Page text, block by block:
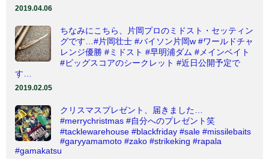
2019.04.06
ちなみにこちら、片岡プロのミドスト・セッティン
グです…#片岡壮士 #バイソン片岡w #ワールドチャ
レンジ優勝 #ミドスト #早明浦ダム #メインベイト
#ビッグスコアのシークレット #近日公開予定で
す…
2019.02.05
クリスマスプレゼント、届きました…
#merrychristmas #自分へのプレゼント笑
#tacklewarehouse #blackfriday #sale #missilebaits
#garyyamamoto #zako #strikeking #rapala
#gamakatsu